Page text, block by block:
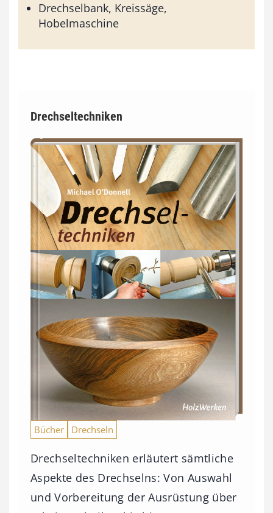
Drechselbank, Kreissäge,
Hobelmaschine
Drechseltechniken
Bücher Drechseln
Drechseltechniken erläutert sämtliche
Aspekte des Drechselns: Von Auswahl
und Vorbereitung der Ausrüstung über